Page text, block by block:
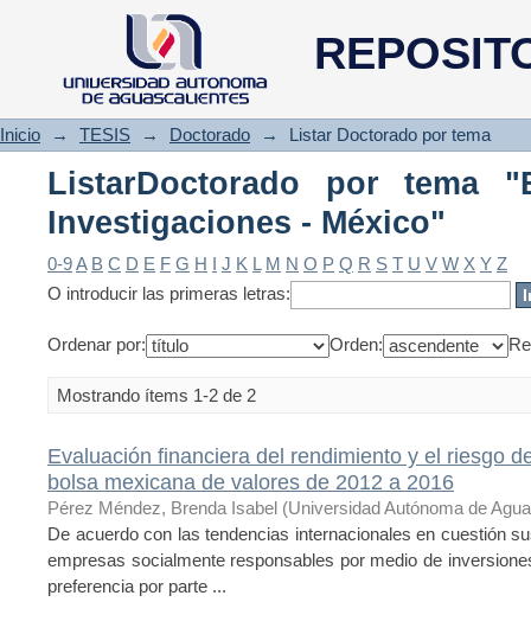
ListarDoctorado por tema
Inicio → TESIS → Doctorado → Listar Doctorado por tema
ListarDoctorado por tema
Investigaciones - México"
0-9A B C D E F G H I J K L M N O P Q R S T U V W X Y Z
O introducir las primeras letras:
Ordenar por: Orden:
Mostrando ítems 1-2 de 2
Evaluación financiera del rendimiento y el riesgo
bolsa mexicana de valores de 2012 a 2016
Pérez Méndez, Brenda Isabel (Universidad Autónoma de
De acuerdo con las tendencias internacionales en cuestión
empresas socialmente responsables por medio de
preferencia por parte ...